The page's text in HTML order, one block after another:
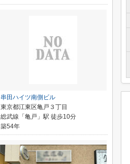
串田ハイツ南側ビル
東京都江東区亀戸３丁目
総武線「亀戸」駅 徒歩10分
築54年